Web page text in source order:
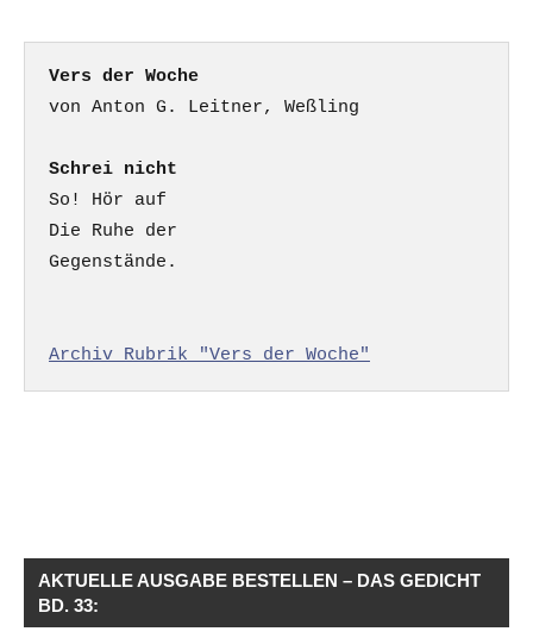
Vers der Woche
Schrei nicht
So! Hör auf
Die Ruhe der
Gegenstände.
Archiv Rubrik "Vers der Woche"
AKTUELLE AUSGABE BESTELLEN – DAS GEDICHT
BD. 33: